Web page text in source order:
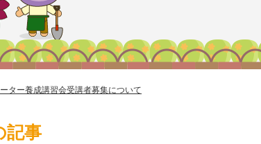
ター養成講習会受講者募集について
記事